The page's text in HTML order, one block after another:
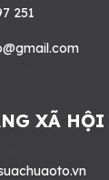
251
XÃ HỘI